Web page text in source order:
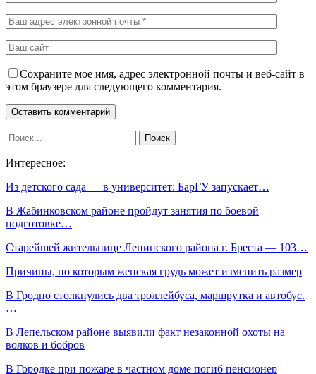
Сохраните мое имя, адрес электронной почты и веб-сайт в
этом браузере для следующего комментария.
Интересное:
Из детского сада — в университет: БарГУ запускает…
В Жабинковском районе пройдут занятия по боевой
подготовке…
Старейшей жительнице Ленинского района г. Бреста — 103…
Причины, по которым женская грудь может изменить размер
В Гродно столкнулись два троллейбуса, маршрутка и автобус.
…
В Лепельском районе выявили факт незаконной охоты на
волков и бобров
В Городке при пожаре в частном доме погиб пенсионер